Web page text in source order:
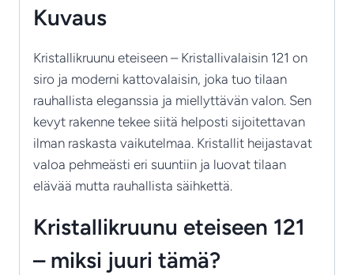
ylellisyys
Kuvaus
Kristallikruunu eteiseen – Kristallivalaisin 121 on
siro ja moderni kattovalaisin, joka tuo tilaan
rauhallista eleganssia ja miellyttävän valon. Sen
kevyt rakenne tekee siitä helposti sijoitettavan
ilman raskasta vaikutelmaa. Kristallit heijastavat
valoa pehmeästi eri suuntiin ja luovat tilaan
elävää mutta rauhallista säihkettä.
Kristallikruunu eteiseen 121
– miksi juuri tämä?